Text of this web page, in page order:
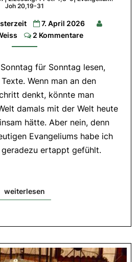
Apg
47|
1
Evangelium:
Joh
20,19-
Joh 20,19-31
7. April 2026
Comments
2 Kommentare
für Sonntag lesen,
Wenn man an den
denkt, könnte man
damals mit der Welt heute
hätte. Aber nein, denn
Evangeliums habe ich
geradezu ertappt gefühlt.
weiterlesen